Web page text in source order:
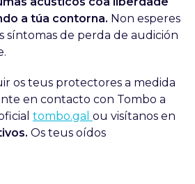
a túa contorna. Non esperes
síntomas de perda de audición
os teus protectores a medida
en contacto con Tombo a
tombo.gal ou visítanos en
Os teus oídos